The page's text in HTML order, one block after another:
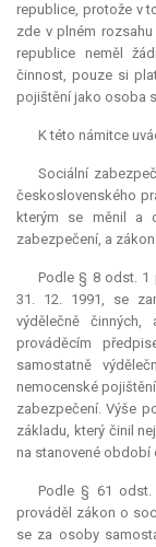
republice, protože v
zde v plném
republice neměl
činnost, pouze si
pojištění jako osoba
K této námitce
Sociální
československého
kterým se měnil a
zabezpečení, a
Podle § 8 odst. 1
31. 12. 1991, se
výdělečně
prováděcím
samostatně
nemocenské
zabezpečení. Výše
základu, který činil
na stanovené období
Podle § 61 odst.
prováděl zákon o
se za osoby